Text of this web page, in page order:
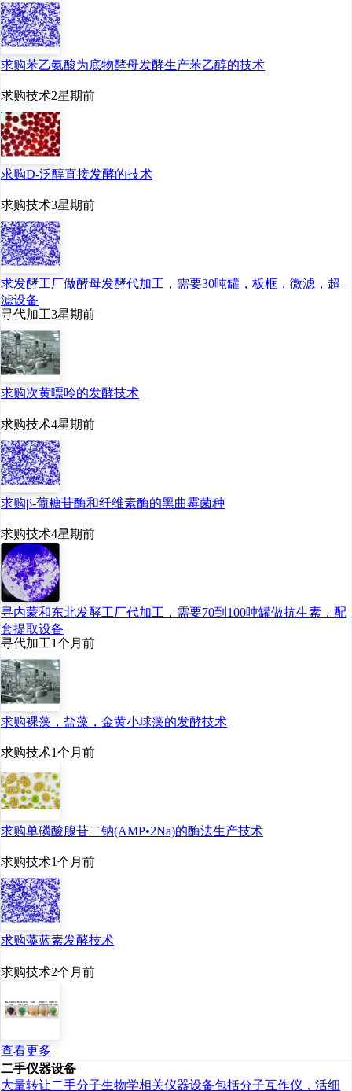
求购苯乙氨酸为底物酵母发酵生产苯乙醇的技术
求购技术2星期前
求购D-泛醇直接发酵的技术
求购技术3星期前
求发酵工厂做酵母发酵代加工，需要30吨罐，板框，微滤，超
滤设备
寻代加工3星期前
求购次黄嘌呤的发酵技术
求购技术4星期前
求购β-葡糖苷酶和纤维素酶的黑曲霉菌种
求购技术4星期前
寻内蒙和东北发酵工厂代加工，需要70到100吨罐做抗生素，配
套提取设备
寻代加工1个月前
求购裸藻，盐藻，金黄小球藻的发酵技术
求购技术1个月前
求购单磷酸腺苷二钠(AMP•2Na)的酶法生产技术
求购技术1个月前
求购藻蓝素发酵技术
求购技术2个月前
查看更多
二手仪器设备
大量转让二手分子生物学相关仪器设备包括分子互作仪，活细